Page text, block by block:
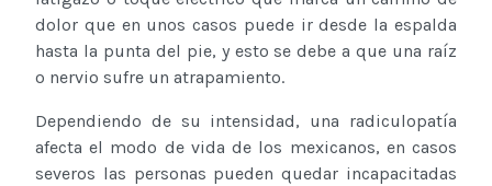
dolor que en unos casos puede ir desde la espalda
hasta la punta del pie, y esto se debe a que una raíz
o nervio sufre un atrapamiento.
Dependiendo de su intensidad, una radiculopatía
afecta el modo de vida de los mexicanos, en casos
severos las personas pueden quedar incapacitadas